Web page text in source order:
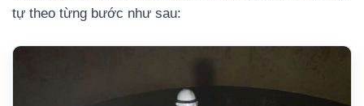
tự theo từng bước như sau: